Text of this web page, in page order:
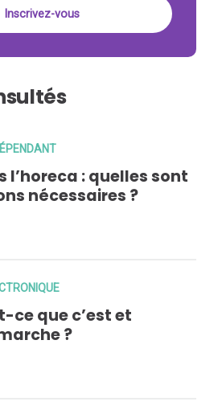
l’horeca : quelles sont
nécessaires ?
ce que c’est et
?